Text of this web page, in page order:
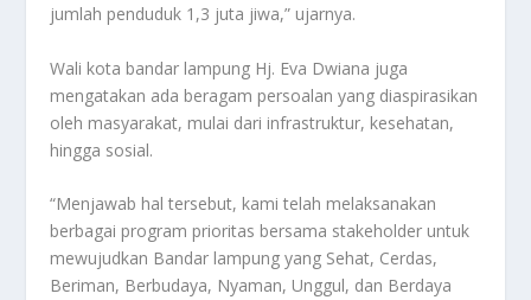
jumlah penduduk 1,3 juta jiwa,” ujarnya.
Wali kota bandar lampung Hj. Eva Dwiana juga
mengatakan ada beragam persoalan yang diaspirasikan
oleh masyarakat, mulai dari infrastruktur, kesehatan,
hingga sosial.
“Menjawab hal tersebut, kami telah melaksanakan
berbagai program prioritas bersama stakeholder untuk
mewujudkan Bandar lampung yang Sehat, Cerdas,
Beriman, Berbudaya, Nyaman, Unggul, dan Berdaya